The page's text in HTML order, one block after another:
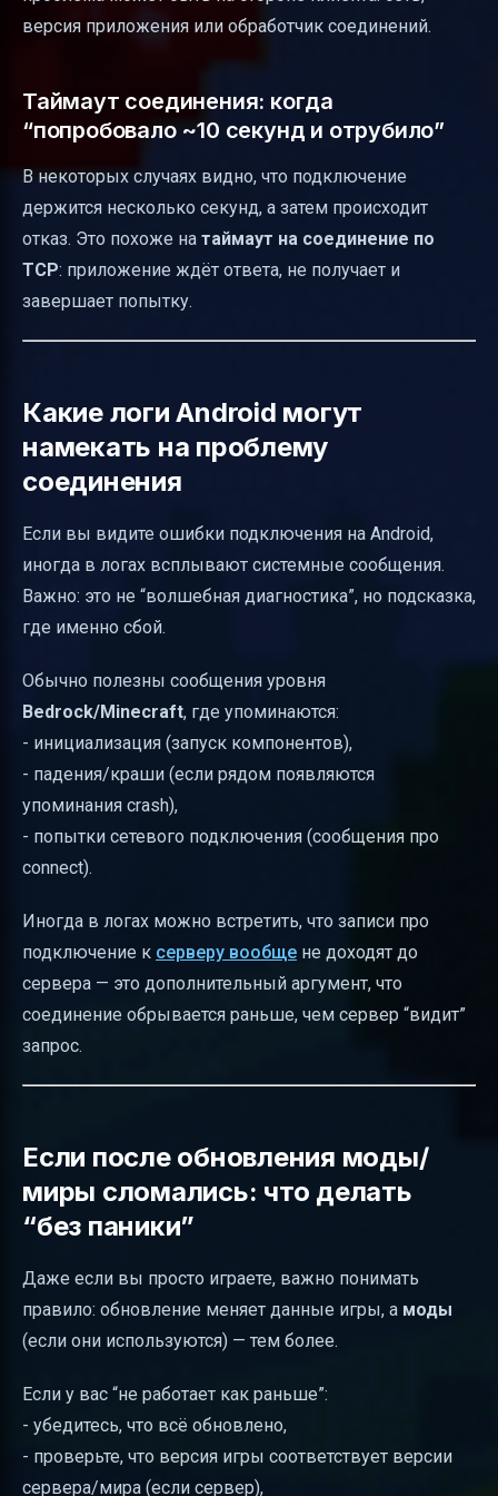
версия приложения или обработчик соединений.
Таймаут соединения: когда
“попробовало ~10 секунд и отрубило”
В некоторых случаях видно, что подключение
держится несколько секунд, а затем происходит
отказ. Это похоже на таймаут на соединение по
TCP: приложение ждёт ответа, не получает и
завершает попытку.
Какие логи Android могут
намекать на проблему
соединения
Если вы видите ошибки подключения на Android,
иногда в логах всплывают системные сообщения.
Важно: это не “волшебная диагностика”, но подсказка,
где именно сбой.
Обычно полезны сообщения уровня
Bedrock/Minecraft, где упоминаются:
- инициализация (запуск компонентов),
- падения/краши (если рядом появляются
упоминания crash),
- попытки сетевого подключения (сообщения про
connect).
Иногда в логах можно встретить, что записи про
подключение к серверу вообще не доходят до
сервера — это дополнительный аргумент, что
соединение обрывается раньше, чем сервер “видит”
запрос.
Если после обновления моды/
миры сломались: что делать
“без паники”
Даже если вы просто играете, важно понимать
правило: обновление меняет данные игры, а моды
(если они используются) — тем более.
Если у вас “не работает как раньше”:
- убедитесь, что всё обновлено,
- проверьте, что версия игры соответствует версии
сервера/мира (если сервер),